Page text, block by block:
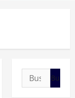
Buscar: